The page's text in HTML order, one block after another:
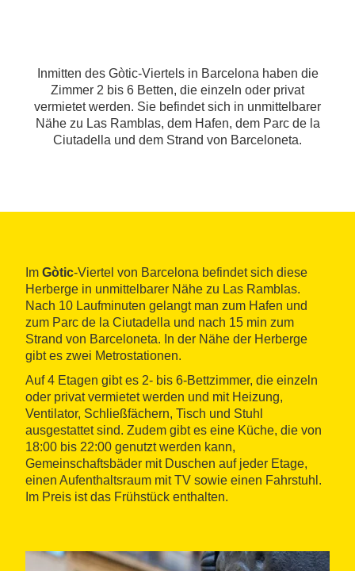
Inmitten des Gòtic-Viertels in Barcelona haben die
Zimmer 2 bis 6 Betten, die einzeln oder privat
vermietet werden. Sie befindet sich in unmittelbarer
Nähe zu Las Ramblas, dem Hafen, dem Parc de la
Ciutadella und dem Strand von Barceloneta.
Im Gòtic-Viertel von Barcelona befindet sich diese
Herberge in unmittelbarer Nähe zu Las Ramblas.
Nach 10 Laufminuten gelangt man zum Hafen und
zum Parc de la Ciutadella und nach 15 min zum
Strand von Barceloneta. In der Nähe der Herberge
gibt es zwei Metrostationen.
Auf 4 Etagen gibt es 2- bis 6-Bettzimmer, die einzeln
oder privat vermietet werden und mit Heizung,
Ventilator, Schließfächern, Tisch und Stuhl
ausgestattet sind. Zudem gibt es eine Küche, die von
18:00 bis 22:00 genutzt werden kann,
Gemeinschaftsbäder mit Duschen auf jeder Etage,
einen Aufenthaltsraum mit TV sowie einen Fahrstuhl.
Im Preis ist das Frühstück enthalten.